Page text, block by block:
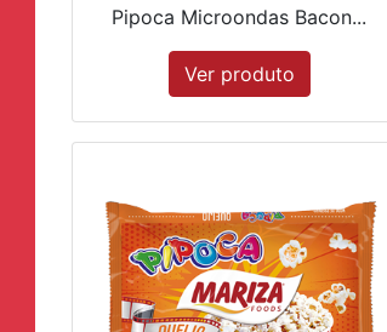
Pipoca Microondas Bacon...
Ver produto